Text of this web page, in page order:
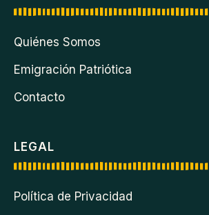
Quiénes Somos
Emigración Patriótica
Contacto
LEGAL
Política de Privacidad